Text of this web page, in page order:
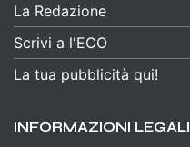
La Redazione
Scrivi a l'ECO
La tua pubblicità qui!
INFORMAZIONI LEGALI